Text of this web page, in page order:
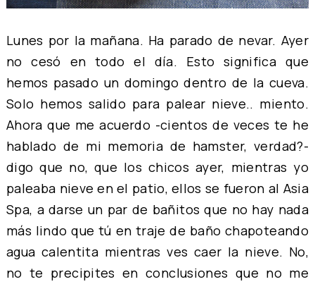
Lunes por la mañana. Ha parado de nevar. Ayer
no cesó en todo el día. Esto significa que
hemos pasado un domingo dentro de la cueva.
Solo hemos salido para palear nieve.. miento.
Ahora que me acuerdo -cientos de veces te he
hablado de mi memoria de hamster, verdad?-
digo que no, que los chicos ayer, mientras yo
paleaba nieve en el patio, ellos se fueron al Asia
Spa, a darse un par de bañitos que no hay nada
más lindo que tú en traje de baño chapoteando
agua calentita mientras ves caer la nieve. No,
no te precipites en conclusiones que no me